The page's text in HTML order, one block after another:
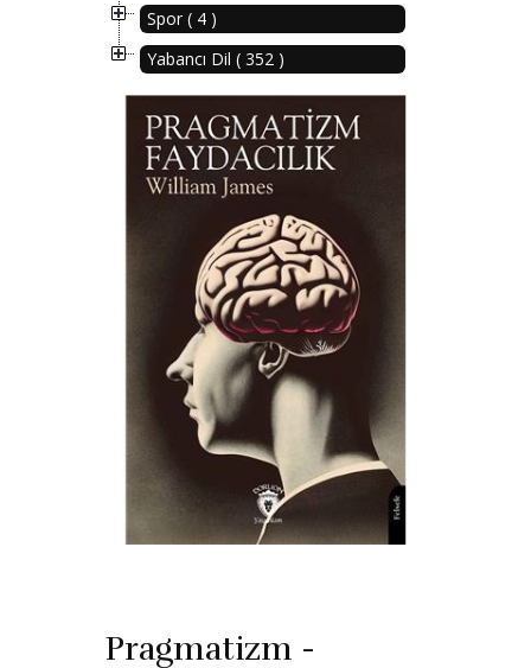
Spor ( 4 )
Yabancı Dil ( 352 )
Pragmatizm -